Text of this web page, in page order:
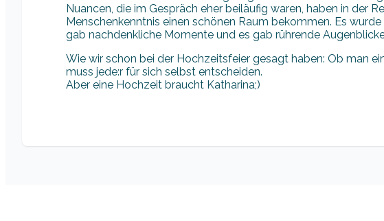
Nuancen, die im Gespräch eher beiläufig waren, haben in der
Menschenkenntnis einen schönen Raum bekommen. Es
gab nachdenkliche Momente und es gab rührende
Wie wir schon bei der Hochzeitsfeier gesagt haben: Ob man
muss jede:r für sich selbst entscheiden.
Aber eine Hochzeit braucht Katharina;)